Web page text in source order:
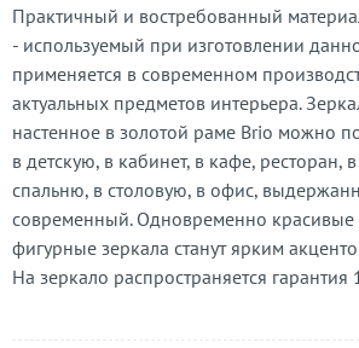
Практичный и востребованный
- используемый при изготовлении
применяется в современном
актуальных предметов интерьера.
настенное в золотой раме Brio можно
в детскую, в кабинет, в кафе, ресторан,
спальню, в столовую, в офис,
современный. Одновременно
фигурные зеркала станут ярким
На зеркало распространяется гарантия